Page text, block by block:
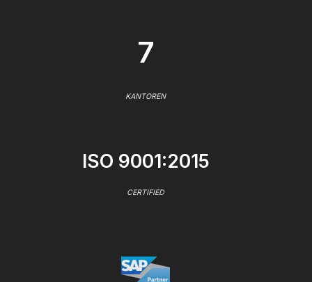
7
KANTOREN
ISO 9001:2015
CERTIFIED